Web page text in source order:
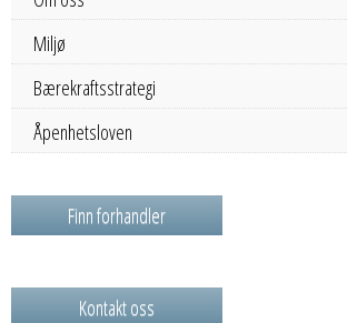
Miljø
Bærekraftsstrategi
Åpenhetsloven
Finn forhandler
Kontakt oss